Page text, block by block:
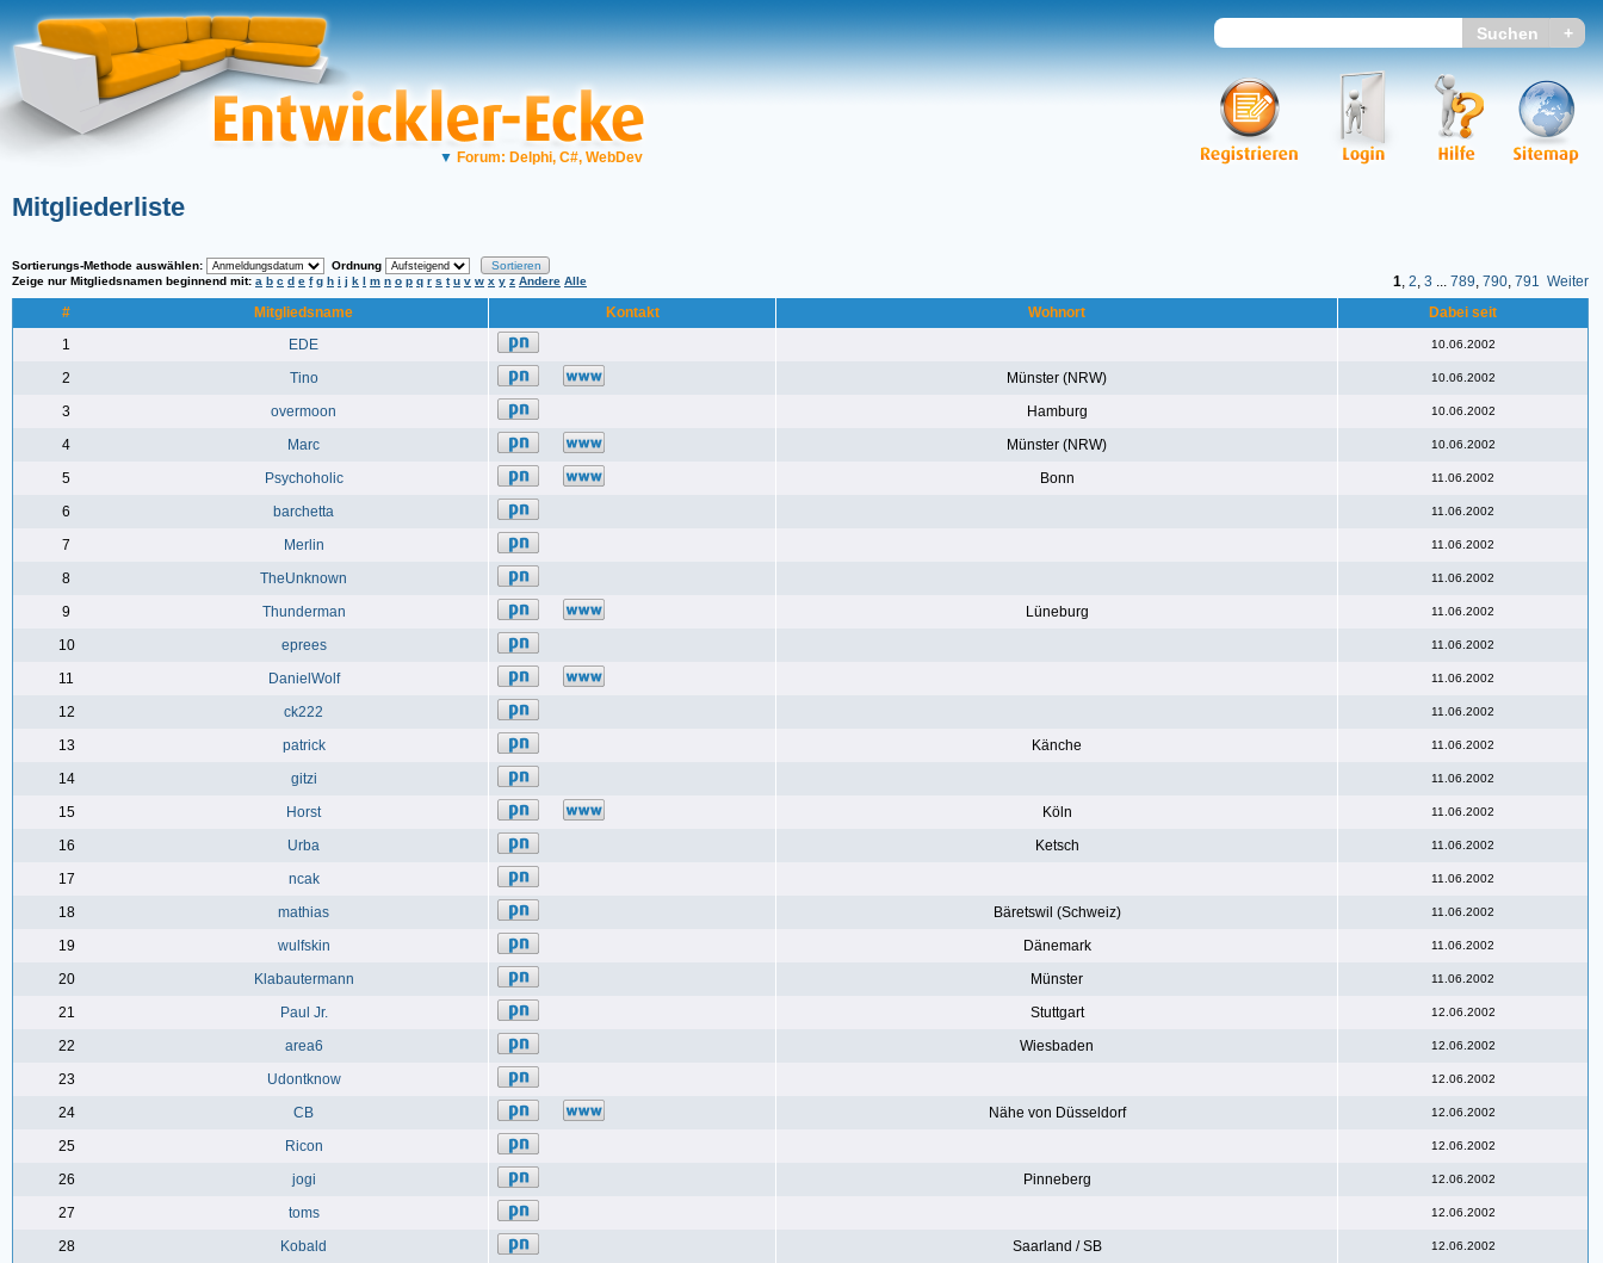
▼ Forum: Delphi, C#, WebDev
Mitgliederliste
1, 2, 3 ... 789, 790, 791 Weiter
Sortierungs-Methode auswählen:
Ordnung
Zeige nur Mitgliedsnamen beginnend mit: a b c d e f g h i j k l m n o p q r s t u v w x y z Andere Alle
# Mitgliedsname Kontakt Wohnort
Dabei seit
1
EDE 10.06.2002
2 Tino Münster (NRW) 10.06.2002
3 overmoon Hamburg 10.06.2002
4 Marc Münster (NRW) 10.06.2002
5 Psychoholic Bonn 11.06.2002
6 barchetta 11.06.2002
7 Merlin 11.06.2002
8 TheUnknown 11.06.2002
9 Thunderman Lüneburg 11.06.2002
10 eprees 11.06.2002
11 DanielWolf 11.06.2002
12 ck222 11.06.2002
13 patrick Känche 11.06.2002
14 gitzi 11.06.2002
15 Horst Köln 11.06.2002
16 Urba Ketsch 11.06.2002
17 ncak 11.06.2002
18 mathias Bäretswil (Schweiz) 11.06.2002
19 wulfskin Dänemark 11.06.2002
20 Klabautermann Münster 11.06.2002
21 Paul Jr. Stuttgart 12.06.2002
22 area6 Wiesbaden 12.06.2002
23 Udontknow 12.06.2002
24 CB Nähe von Düsseldorf 12.06.2002
25 Ricon 12.06.2002
26 jogi Pinneberg 12.06.2002
27 toms 12.06.2002
28 Kobald Saarland / SB 12.06.2002